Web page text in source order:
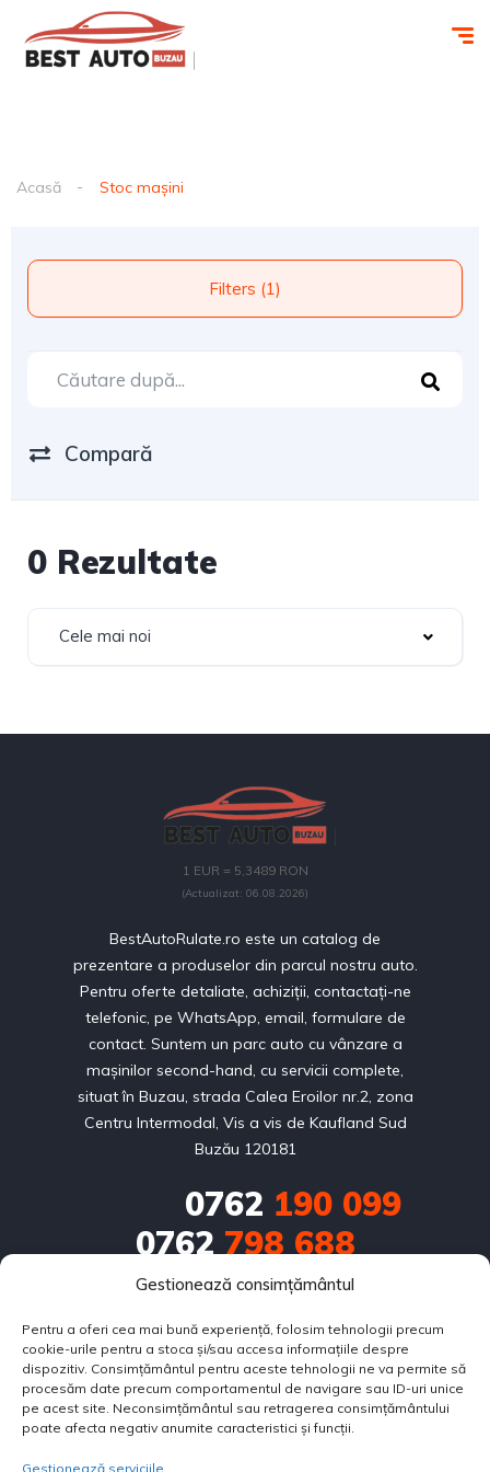
Gestionează consimțământul
Pentru a oferi cea mai bună experiență, folosim tehnologii precum
cookie-urile pentru a stoca și/sau accesa informațiile despre
dispozitiv. Consimțământul pentru aceste tehnologii ne va permite să
procesăm date precum comportamentul de navigare sau ID-uri unice
pe acest site. Neconsimțământul sau retragerea consimțământului
poate afecta negativ anumite caracteristici și funcții.
Gestionează serviciile
Acasă Stoc mașini
Filters (1)
Compară
0 Rezultate
Cele mai noi
1 EUR = 5,3489 RON
(Actualizat: 06.08.2026)
BestAutoRulate.ro este un catalog de
prezentare a produselor din parcul nostru auto.
Pentru oferte detaliate, achiziții, contactați-ne
telefonic, pe WhatsApp, email, formulare de
contact. Suntem un parc auto cu vânzare a
mașinilor second-hand, cu servicii complete,
situat în Buzau, strada Calea Eroilor nr.2, zona
Centru Intermodal, Vis a vis de Kaufland Sud
Buzău 120181
0762 190 099
0762798 688
686 714
contact@bestautorulate.ro
Calea Eroilor nr.2, zona Centru Intermodal, Vis a vis de
Kaufland Sud Buzău 120181